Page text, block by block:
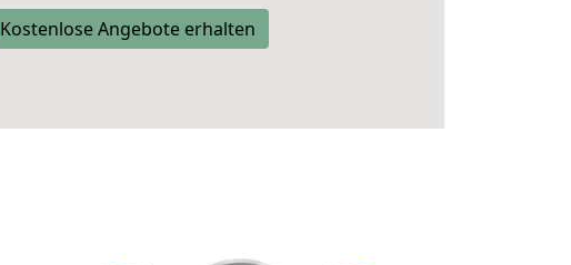
Kostenlose Angebote erhalten